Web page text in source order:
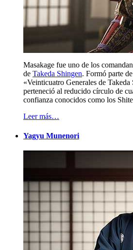
Masakage fue uno de los
de Takeda Shingen. Formó parte
«Veinticuatro Generales de
perteneció al reducido círculo de
confianza conocidos como los
Leer más…
Yagyu Munenori